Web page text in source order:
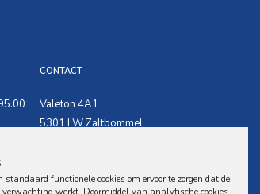
CONTACT
Valeton 4A1
5301 LW Zaltbommel
info@soldu.nl
standaard functionele cookies om ervoor te zorgen dat de